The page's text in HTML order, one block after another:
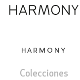
HARMONY
Colecciones